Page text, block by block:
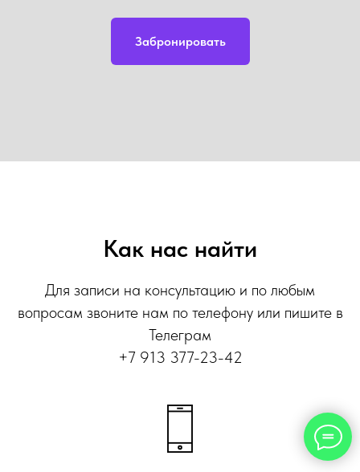
Забронировать
Как нас найти
Для записи на консультацию и по любым
вопросам звоните нам по телефону или пишите в
Телеграм
+7 913 377-23-42